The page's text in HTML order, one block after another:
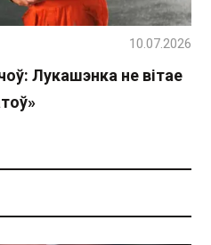
Лукашэнка не вітае
10.07.2026